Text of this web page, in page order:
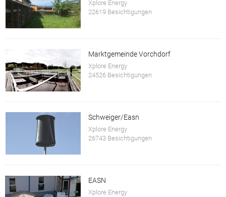
Xplore Energy
22619 Besichtigungen
Marktgemeinde Vorchdorf
Xplore Energy
24526 Besichtigungen
Schweiger/Easn
Xplore Energy
26743 Besichtigungen
EASN
Xplore Energy